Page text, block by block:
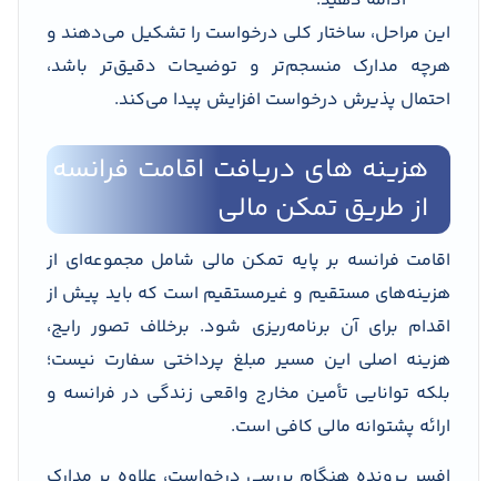
این مراحل، ساختار کلی درخواست را تشکیل می‌دهند و
هرچه مدارک منسجم‌تر و توضیحات دقیق‌تر باشد،
احتمال پذیرش درخواست افزایش پیدا می‌کند.
هزینه های دریافت اقامت فرانسه
از طریق تمکن مالی
اقامت فرانسه بر پایه تمکن مالی شامل مجموعه‌ای از
هزینه‌های مستقیم و غیرمستقیم است که باید پیش از
اقدام برای آن برنامه‌ریزی شود. برخلاف تصور رایج،
هزینه اصلی این مسیر مبلغ پرداختی سفارت نیست؛
بلکه توانایی تأمین مخارج واقعی زندگی در فرانسه و
ارائه پشتوانه مالی کافی است.